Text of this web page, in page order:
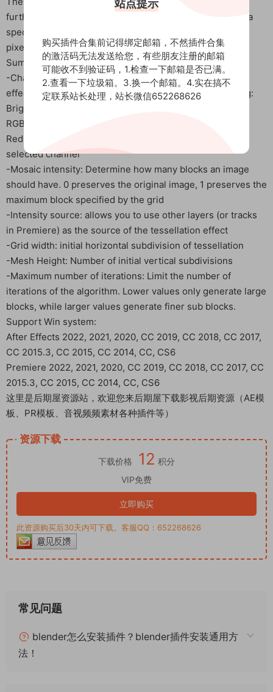
further subdivide squares (or rectangles) until reaching a
specified level of detail. This makes the image appear
pixelated, but it can retain important image details.
Summary of available parameters for plugins:
-Channels allow you to specify which color channels the
effect should be applied to. It can be one of the following:
Brightness – Synchronize use of all color channels
RGB – Use color channels separately
Red, green, blue, and alpha effects apply only to the
selected channel
-Mosaic intensity: Determine how many blocks an image
should have. 0 preserves the original image, 1 preserves the
maximum block specified by the grid
-Intensity source: allows you to use other layers (or tracks
in Premiere) as the source of the tessellation effect
-Grid width: initial horizontal subdivision of tessellation
-Mesh Height: Number of initial vertical subdivisions
-Maximum number of iterations: Limit the number of
iterations of the algorithm. Lower values only generate large
blocks, while larger values generate finer sub blocks.
Support Win system:
After Effects 2022, 2021, 2020, CC 2019, CC 2018, CC 2017,
CC 2015.3, CC 2015, CC 2014, CC, CS6
Premiere 2022, 2021, 2020, CC 2019, CC 2018, CC 2017, CC
2015.3, CC 2015, CC 2014, CC, CS6
这里是后期屋资源站，欢迎您来后期屋下载影视后期资源（AE模
板、PR模板、音视频频素材各种插件等）
资源下载
下载价格 12 积分
VIP免费
立即购买
此资源购买后30天内可下载。客服QQ：652268626
常见问题
blender怎么安装插件？blender插件安装通用方
法！
站点提示
购买插件合集前记得绑定邮箱，不然插件合集
的激活码无法发送给您，有些朋友注册的邮箱
可能收不到验证码，1.检查一下邮箱是否已满。
2.查看一下垃圾箱。3.换一个邮箱。4.实在搞不
定联系站长处理，站长微信652268626